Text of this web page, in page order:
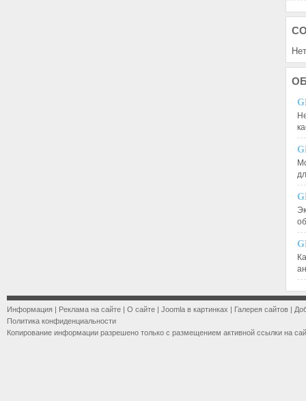
Информация | Реклама на сайте | О сайте | Joomla в картинках | Галерея сайтов |
Политика конфиденциальности
Копирование информации разрешено только с размещением активной ссылки на